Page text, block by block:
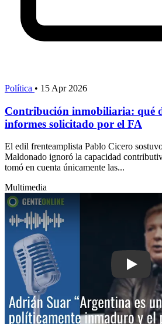
Política • 15 Apr 2026
Contribución inmobiliaria: qué
informes solicitado por el FA
El edil frenteamplista Pablo Cicero
Maldonado ignoró la capacidad
tomó en cuenta únicamente las...
Multimedia
Play: